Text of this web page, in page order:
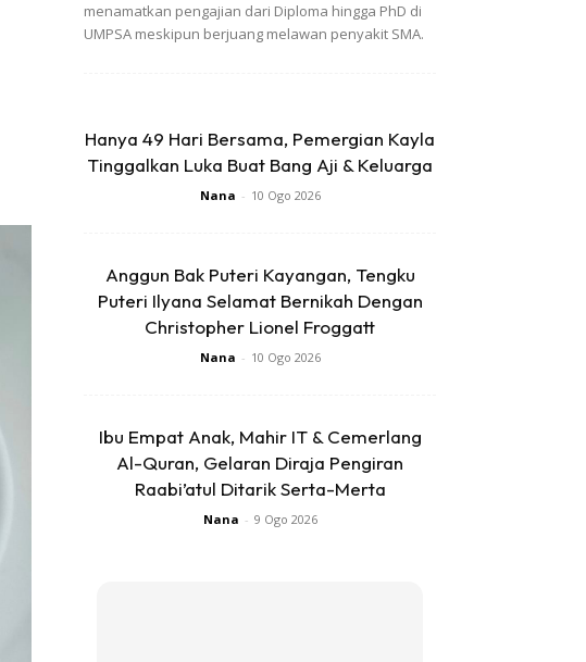
menamatkan pengajian dari Diploma hingga PhD di
UMPSA meskipun berjuang melawan penyakit SMA.
Hanya 49 Hari Bersama, Pemergian Kayla
Tinggalkan Luka Buat Bang Aji & Keluarga
Nana - 10 Ogo 2026
Anggun Bak Puteri Kayangan, Tengku
Puteri Ilyana Selamat Bernikah Dengan
Christopher Lionel Froggatt
Nana - 10 Ogo 2026
Ibu Empat Anak, Mahir IT & Cemerlang
Al-Quran, Gelaran Diraja Pengiran
Raabi’atul Ditarik Serta-Merta
Nana - 9 Ogo 2026